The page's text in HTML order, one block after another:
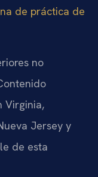
de práctica de
no
Virginia,
Jersey y
de esta